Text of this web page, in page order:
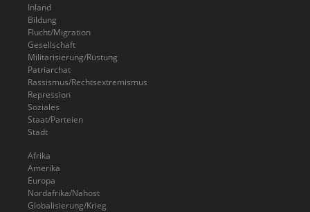
Inland
Bildung
Flucht/Migration
Gesellschaft
Militarisierung/Rüstung
Patriarchat
Rassismus/Rechtsextremismus
Repression
Soziales
Staat/Parteien
Stadt
Afrika
Amerika
Europa
Nordafrika/Nahost
Globalisierung/Krieg